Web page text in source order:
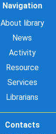
Navigation
About library
News
Activity
Resource
Services
Librarians
Contacts